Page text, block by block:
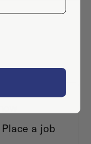
Place a job